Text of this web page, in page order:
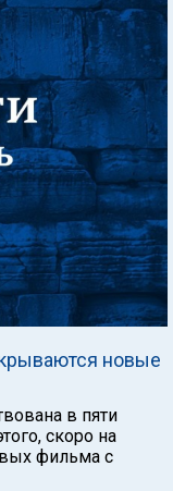
новые
в пяти
скоро на
фильма с